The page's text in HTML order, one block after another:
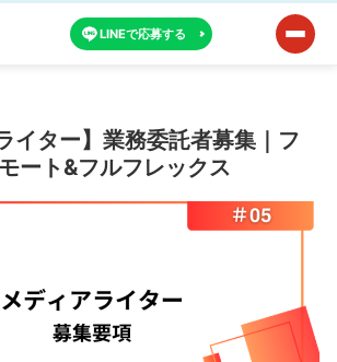
LINEで応募する
イター】業務委託者募集｜フ
ート&フルフレックス